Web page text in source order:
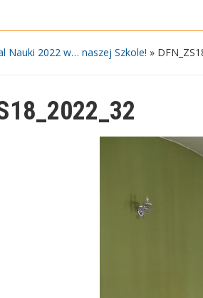
Nauki 2022 w… naszej Szkole! »